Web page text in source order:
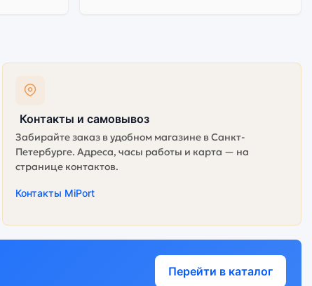
Контакты и самовывоз
Забирайте заказ в удобном магазине в Санкт-
Петербурге. Адреса, часы работы и карта — на
странице контактов.
Контакты MiPort
Перейти в каталог